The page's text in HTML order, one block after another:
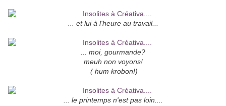
... et lui à l'heure au travail...
... moi, gourmande?
meuh non voyons!
( hum krobon!)
... le printemps n'est pas loin....